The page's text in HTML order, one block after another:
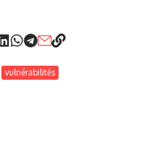
vulnérabilités